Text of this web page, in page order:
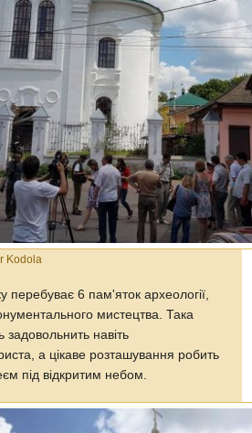
Kodola
перебуває 6 пам'яток археології,
мистецтва. Така
задовольнить навіть
а цікаве розташування робить
під відкритим небом.